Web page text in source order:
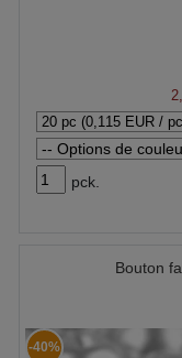
pck.
Bouton
-40%